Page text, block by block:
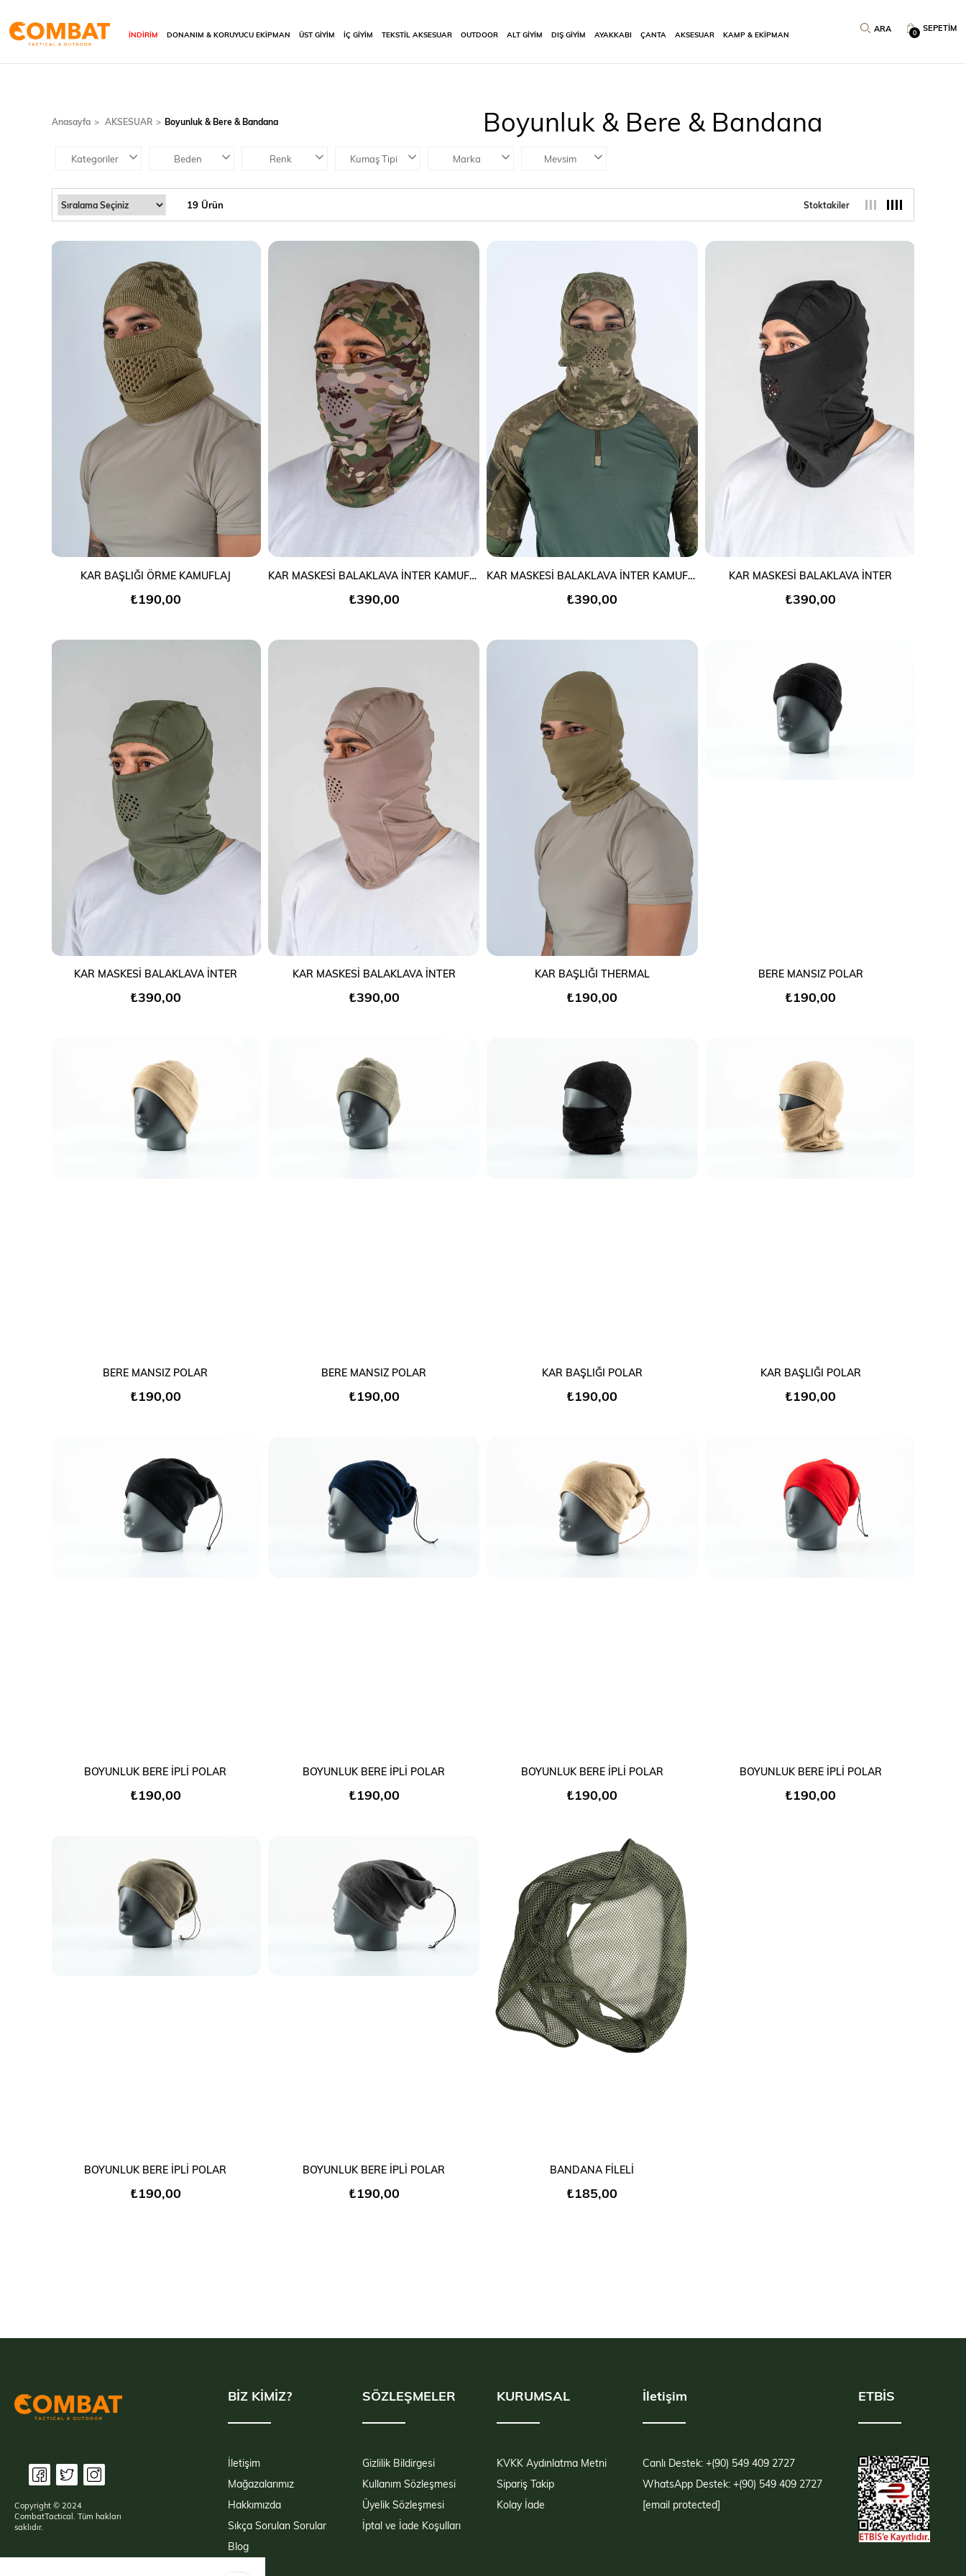
SEPETIM
0
İNDİRİM DONANIM & KORUYUCU EKİPMAN ÜST GİYİM İÇ GİYİM TEKSTİL AKSESUAR OUTDOOR ALT GİYİM DIŞ GİYİM AYAKKABI ÇANTA AKSESUAR KAMP & EKİPMAN
Anasayfa AKSESUAR Boyunluk & Bere & Bandana
Kategoriler Beden Renk Kumaş Tipi Marka Mevsim
Stoktakiler
19 Ürün
SEPETE EKLE
KAR BAŞLIĞI ÖRME KAMUFLAJ
₺190,00
SEPETE EKLE
KAR MASKESİ BALAKLAVA İNTER KAMUFLAJ
₺390,00
SEPETE EKLE
KAR MASKESİ BALAKLAVA İNTER KAMUFLAJ
₺390,00
SEPETE EKLE
KAR MASKESİ BALAKLAVA İNTER
₺390,00
SEPETE EKLE
KAR MASKESİ BALAKLAVA İNTER
₺390,00
SEPETE EKLE
KAR MASKESİ BALAKLAVA İNTER
₺390,00
SEPETE EKLE
KAR BAŞLIĞI THERMAL
₺190,00
SEPETE EKLE
BERE MANSIZ POLAR
₺190,00
SEPETE EKLE
BERE MANSIZ POLAR
₺190,00
SEPETE EKLE
BERE MANSIZ POLAR
₺190,00
SEPETE EKLE
KAR BAŞLIĞI POLAR
₺190,00
SEPETE EKLE
KAR BAŞLIĞI POLAR
₺190,00
SEPETE EKLE
BOYUNLUK BERE İPLİ POLAR
₺190,00
SEPETE EKLE
BOYUNLUK BERE İPLİ POLAR
₺190,00
SEPETE EKLE
BOYUNLUK BERE İPLİ POLAR
₺190,00
SEPETE EKLE
BOYUNLUK BERE İPLİ POLAR
₺190,00
SEPETE EKLE
BOYUNLUK BERE İPLİ POLAR
₺190,00
SEPETE EKLE
BOYUNLUK BERE İPLİ POLAR
₺190,00
SEPETE EKLE
BANDANA FİLELİ
₺185,00
Boyunluk & Bere & Bandana
BİZ KİMİZ?
İletişim
Mağazalarımız
Hakkımızda
Sıkça Sorulan Sorular
Blog
SÖZLEŞMELER
Gizlilik Bildirgesi
Kullanım Sözleşmesi
Üyelik Sözleşmesi
İptal ve İade Koşulları
KURUMSAL
KVKK Aydınlatma Metni
Sipariş Takip
Kolay İade
İletişim
Canlı Destek: +(90) 549 409 2727
WhatsApp Destek: +(90) 549 409 2727
[email protected]
ETBİS
Copyright © 2024
CombatTactical. Tüm hakları
saklıdır.